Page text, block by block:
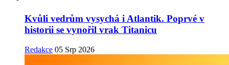
Kvůli vedrům vysychá i Atlantik. Poprvé v
historii se vynořil vrak Titanicu
Redakce 05 Srp 2026